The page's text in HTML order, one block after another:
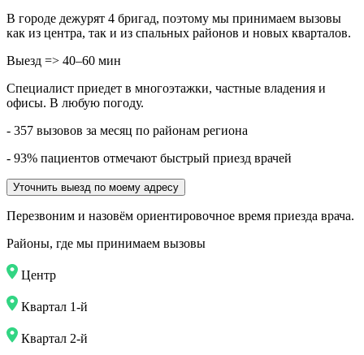
В городе дежурят 4 бригад, поэтому мы принимаем вызовы
как из центра, так и из спальных районов и новых кварталов.
Выезд => 40–60 мин
Специалист приедет в многоэтажки, частные владения и
офисы. В любую погоду.
- 357 вызовов за месяц по районам региона
- 93% пациентов отмечают быстрый приезд врачей
Уточнить выезд по моему адресу
Перезвоним и назовём ориентировочное время приезда врача.
Районы, где мы принимаем вызовы
Центр
Квартал 1-й
Квартал 2-й